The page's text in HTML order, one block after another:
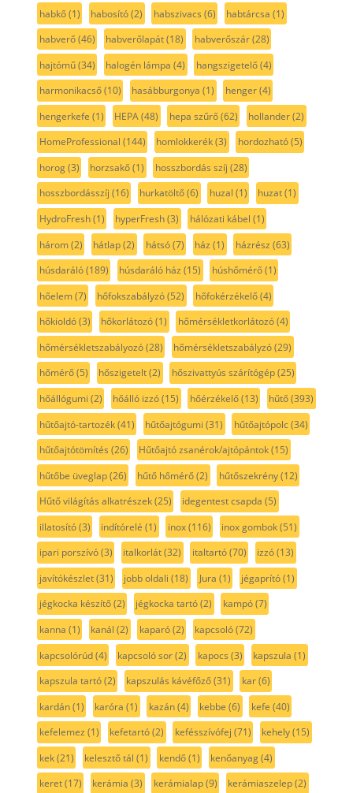
habkő(1) habosító(2) habszivacs (6) habtárcsa (1)
habverő(46) habverőlapát(18) habverőszár(28)
hajtómű(34) halogén lámpa (4) hangszigetelő(4)
harmonikacső(10) hasábburgonya (1) henger(4)
hengerkefe (1) HEPA(48) hepa szűrő(62) hollander(2)
HomeProfessional (144) homlokkerék(3) hordozható(5)
horog(3) horzsakő(1) hosszbordás szíj (28)
hosszbordásszíj (16) hurkatöltő(6) huzal (1) huzat(1)
HydroFresh(1) hyperFresh(3) hálózati kábel (1)
három(2) hátlap(2) hátsó(7) ház (1) házrész (63)
húsdaráló(189) húsdaráló ház (15) húshőmérő(1)
hőelem(7) hőfokszabályzó(52) hőfokérzékelő(4)
hőkioldó(3) hőkorlátozó(1) hőmérsékletkorlátozó(4)
hőmérsékletszabályozó(28) hőmérsékletszabályzó(29)
hőmérő(5) hőszigetelt(2) hőszivattyús szárítógép(25)
hőállógumi (2) hőálló izzó(15) hőérzékelő(13) hűtő(393)
hűtőajtó-tartozék(41) hűtőajtógumi (31) hűtőajtópolc(34)
hűtőajtótömítés (26) Hűtőajtó zsanérok/ajtópántok(15)
hűtőbe üveglap(26) hűtő hőmérő(2) hűtőszekrény(12)
Hűtő világítás alkatrészek(25) idegentest csapda (5)
illatosító(3) indítórelé (1) inox(116) inox gombok(51)
ipari porszívó(3) italkorlát(32) italtartó(70) izzó(13)
javítókészlet(31) jobb oldali (18) Jura (1) jégaprító(1)
jégkocka készítő(2) jégkocka tartó(2) kampó(7)
kanna (1) kanál (2) kaparó(2) kapcsoló(72)
kapcsolórúd(4) kapcsoló sor(2) kapocs (3) kapszula (1)
kapszula tartó(2) kapszulás kávéfőző(31) kar(6)
kardán(1) karóra (1) kazán(4) kebbe (6) kefe (40)
kefelemez (1) kefetartó(2) kefésszívófej (71) kehely(15)
kek(21) kelesztő tál (1) kendő(1) kenőanyag(4)
keret(17) kerámia (3) kerámialap(9) kerámiaszelep(2)